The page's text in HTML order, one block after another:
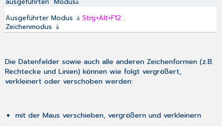
à
Ausgeführter Modus à
Zeichenmodus à
Strg+Alt+F12
Die Datenfelder sowie auch alle anderen Zeichenformen (z.B.
Rechtecke und Linien) können wie folgt vergrößert,
verkleinert oder verschoben werden:
mit der Maus verschieben, vergrößern und verkleinern